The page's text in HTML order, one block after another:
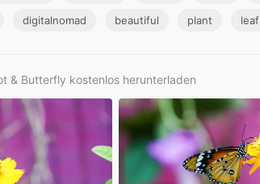
digitalnomad beautiful plant leaf
& Butterfly kostenlos herunterladen